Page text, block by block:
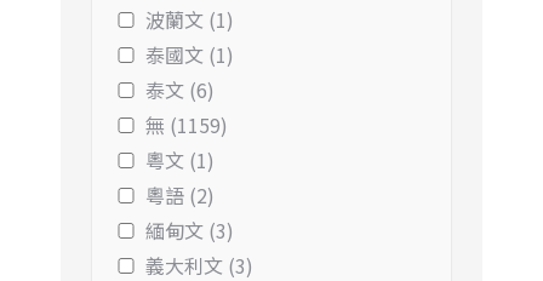
波蘭文 (1)
泰國文 (1)
泰文 (6)
無 (1159)
粵文 (1)
粵語 (2)
緬甸文 (3)
義大利文 (3)